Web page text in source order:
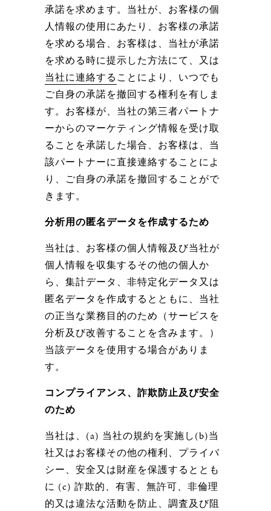
承諾を求めます。当社が、お客様の個
人情報の使用にあたり、お客様の承諾
を求める場合、お客様は、当社が承諾
を求める時に提示した方法にて、又は
当社に連絡する ことにより、いつでも
ご自身の承諾を撤回する権利を有しま
す。お客様が、当社の第三者パートナ
ーからのマーケティング情報を受け取
ることを承諾した場合、お客様は、当
該パートナーに直接連絡することによ
り、ご自身の承諾を撤回することがで
きます。
分析用の匿名データを作成するため
当社は、お客様の個人情報及び当社が
個人情報を収集するその他の個人か
ら、集計データ、非特定化データ又は
匿名データを作成するとともに、当社
の正当な業務目的のため（サービスを
分析及び改善することを含みます。）
当該データを使用する場合がありま
す。
コンプライアンス、詐欺防止及び安全
のため
当社は、(a) 当社の規約を実施し(b)当
社又はお客様その他の権利、プライバ
シー、安全又は財産を保護するととも
に (c) 詐欺的、有害、無許可、非倫理
的又は違法な活動を防止、調査及び阻